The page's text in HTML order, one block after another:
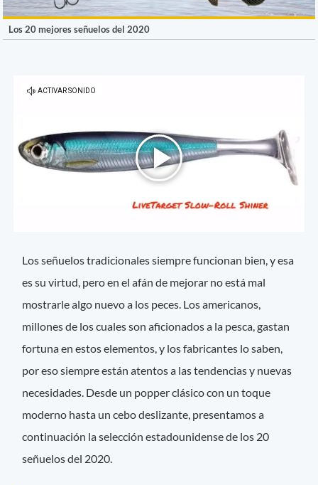
Los 20 mejores señuelos del 2020
Los señuelos tradicionales siempre funcionan bien, y esa
es su virtud, pero en el afán de mejorar no está mal
mostrarle algo nuevo a los peces. Los americanos,
millones de los cuales son aficionados a la pesca, gastan
fortuna en estos elementos, y los fabricantes lo saben,
por eso siempre están atentos a las tendencias y nuevas
necesidades. Desde un popper clásico con un toque
moderno hasta un cebo deslizante, presentamos a
continuación la selección estadounidense de los 20
señuelos del 2020.